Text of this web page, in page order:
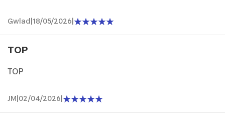
Gwlad 18/05/2026
TOP
TOP
JM 02/04/2026